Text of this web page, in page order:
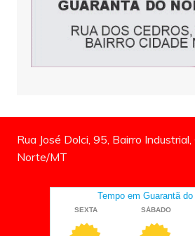
Rua José Dolci, 95, Bairro
Norte/MT